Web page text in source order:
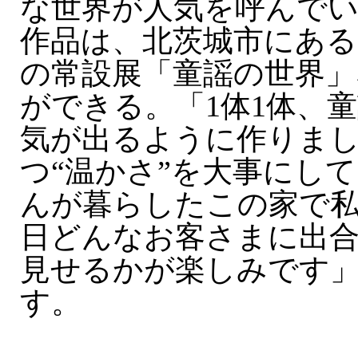
な世界が人気を呼んで
作品は、北茨城市にあ
の常設展「童謡の世界
ができる。「1体1体、
気が出るように作りま
つ“温かさ”を大事にし
んが暮らしたこの家で
日どんなお客さまに出
見せるかが楽しみです
す。